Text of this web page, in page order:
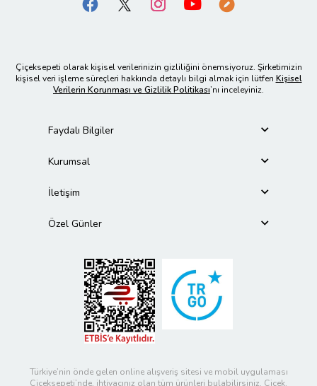
Çiçeksepeti olarak kişisel verilerinizin gizliliğini önemsiyoruz. Şirketimizin
kişisel veri işleme süreçleri hakkında detaylı bilgi almak için lütfen Kişisel
Verilerin Korunması ve Gizlilik Politikası’nı inceleyiniz.
Faydalı Bilgiler
Kurumsal
İletişim
Özel Günler
Türkiye’nin önde gelen online alışveriş sitesi ve mobil uygulaması
Çiçeksepeti’nde, ihtiyacınız olan tüm ürünleri bulabilirsiniz. Çiçek,